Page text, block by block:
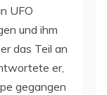
UFO
und ihm
das Teil an
er,
gegangen